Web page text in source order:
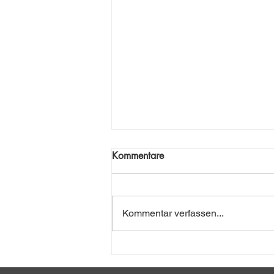
Kommentare
Kommentar verfassen...